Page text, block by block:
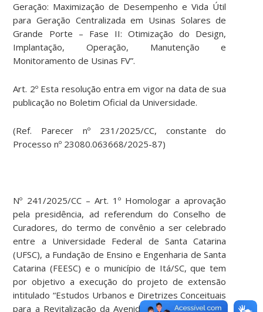
Geração: Maximização de Desempenho e Vida Útil
para Geração Centralizada em Usinas Solares de
Grande Porte – Fase II: Otimização do Design,
Implantação, Operação, Manutenção e
Monitoramento de Usinas FV”.
Art. 2º Esta resolução entra em vigor na data de sua
publicação no Boletim Oficial da Universidade.
(Ref. Parecer nº 231/2025/CC, constante do
Processo nº 23080.063668/2025-87)
Nº 241/2025/CC – Art. 1º Homologar a aprovação
pela presidência, ad referendum do Conselho de
Curadores, do termo de convênio a ser celebrado
entre a Universidade Federal de Santa Catarina
(UFSC), a Fundação de Ensino e Engenharia de Santa
Catarina (FEESC) e o município de Itá/SC, que tem
por objetivo a execução do projeto de extensão
intitulado “Estudos Urbanos e Diretrizes Conceituais
para a Revitalização da Avenida Tancredo Neves –